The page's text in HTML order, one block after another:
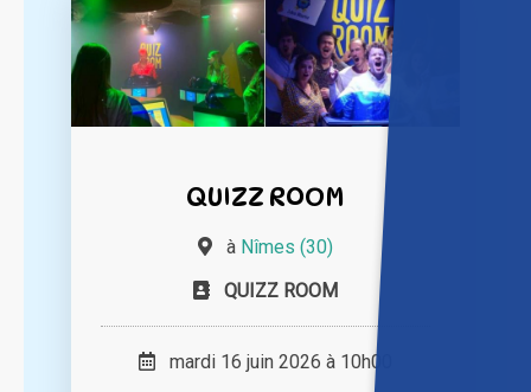
QUIZZ ROOM
à Nîmes (30)
QUIZZ ROOM
mardi 16 juin 2026 à 10h00